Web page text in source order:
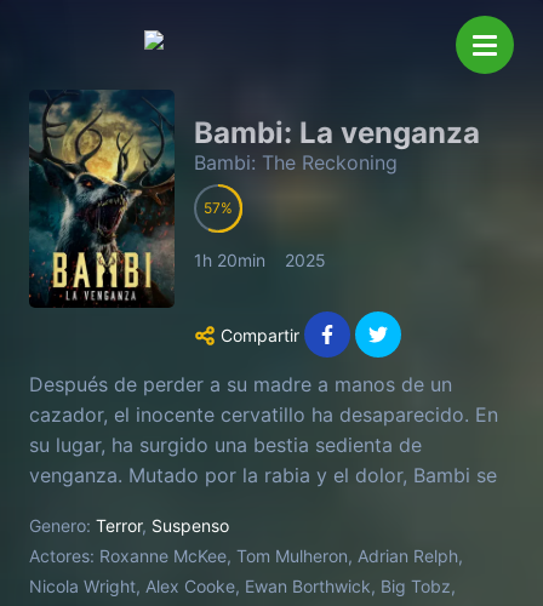
Bambi: La venganza
Bambi: The Reckoning
57
1h 20min 2025
Compartir
Después de perder a su madre a manos de un
cazador, el inocente cervatillo ha desaparecido. En
su lugar, ha surgido una bestia sedienta de
venganza. Mutado por la rabia y el dolor, Bambi se
todo aquel que ose entrar en su bosque. Casas,
coches... Nada es refugio. Nadie está a salvo.
Genero: Terror, Suspenso
Actores: Roxanne McKee, Tom Mulheron, Adrian Relph,
Nicola Wright, Alex Cooke, Ewan Borthwick, Big Tobz,